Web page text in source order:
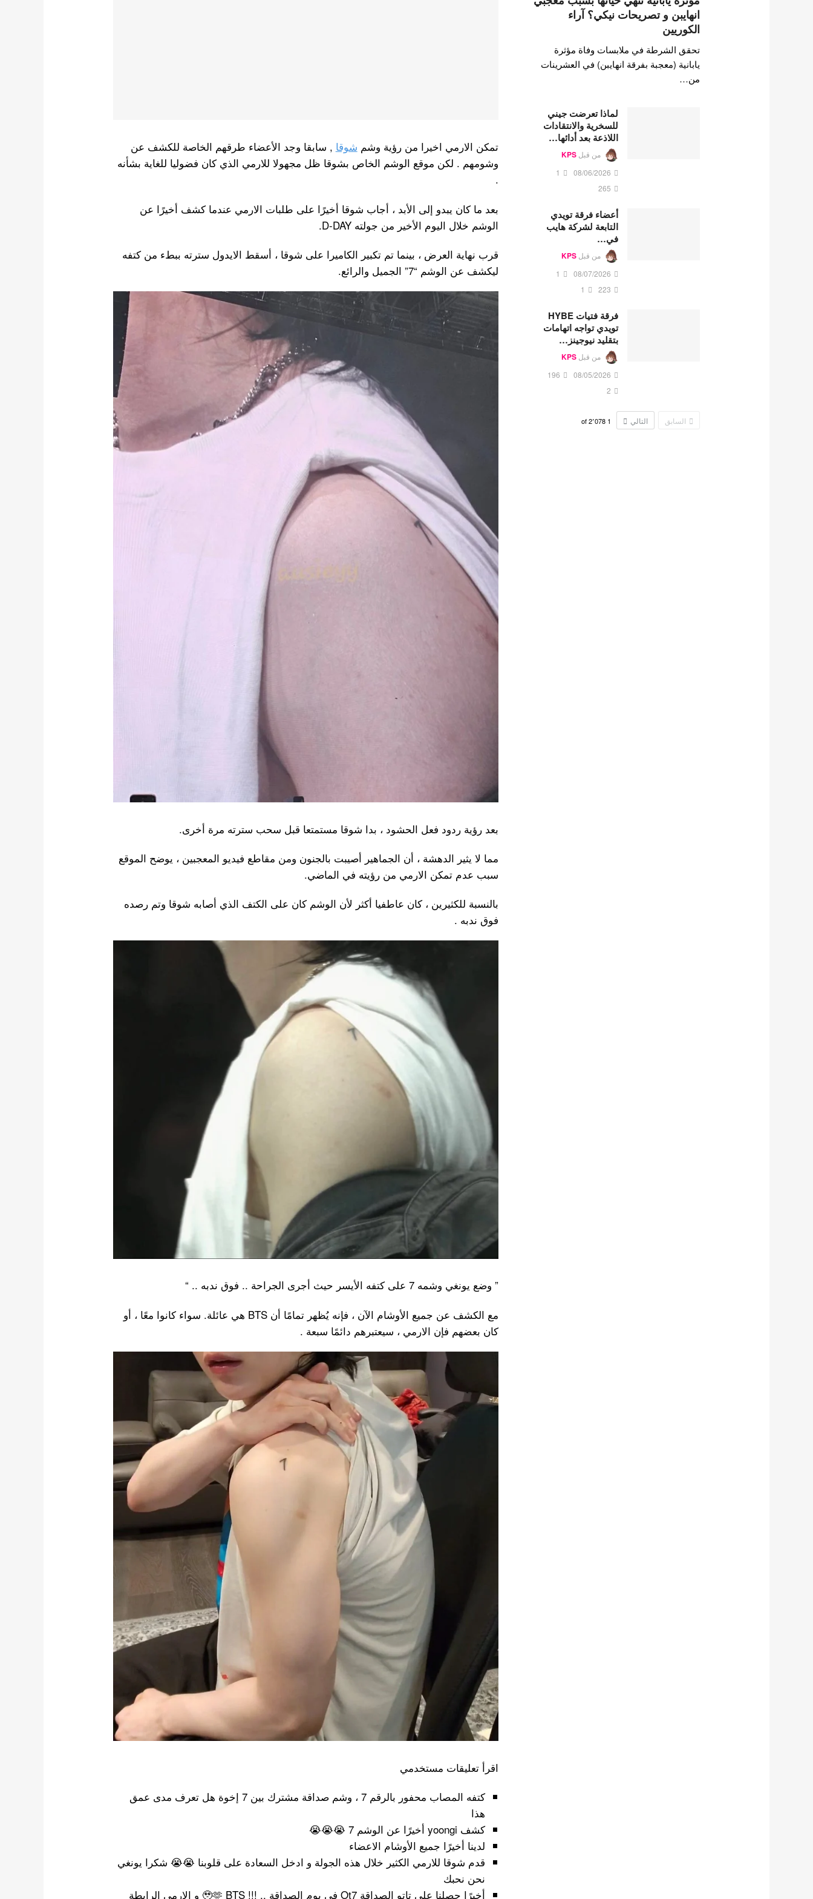
تمكن الارمي اخيرا من رؤية وشم شوقا , سابقا وجد الأعضاء طرقهم الخاصة للكشف عن
وشومهم . لكن موقع الوشم الخاص بشوقا ظل مجهولا للارمي الذي كان فضوليا للغاية بشأنه
.
بعد ما كان يبدو إلى الأبد ، أجاب شوقا أخيرًا على طلبات الارمي عندما كشف أخيرًا عن
الوشم خلال اليوم الأخير من جولته D-DAY.
قرب نهاية العرض ، بينما تم تكبير الكاميرا على شوقا ، أسقط الايدول سترته ببطء من كتفه
ليكشف عن الوشم “7” الجميل والرائع.
بعد رؤية ردود فعل الحشود ، بدا شوقا مستمتعا قبل سحب سترته مرة أخرى.
مما لا يثير الدهشة ، أن الجماهير أصيبت بالجنون ومن مقاطع فيديو المعجبين ، يوضح الموقع
سبب عدم تمكن الارمي من رؤيته في الماضي.
بالنسبة للكثيرين ، كان عاطفيا أكثر لأن الوشم كان على الكتف الذي أصابه شوقا وتم رصده
فوق ندبه .
” وضع يونغي وشمه 7 على كتفه الأيسر حيث أجرى الجراحة .. فوق ندبه .. “
مع الكشف عن جميع الأوشام الآن ، فإنه يُظهر تمامًا أن BTS هي عائلة. سواء كانوا معًا ، أو
كان بعضهم فإن الارمي ، سيعتبرهم دائمًا سبعة .
اقرأ تعليقات مستخدمي
كتفه المصاب محفور بالرقم 7 ، وشم صداقة مشترك بين 7 إخوة هل تعرف مدى عمق
هذا
كشف yoongi أخيرًا عن الوشم 7 😭😭😭
لدينا أخيرًا جميع الأوشام الاعضاء
قدم شوقا للارمي الكثير خلال هذه الجولة و ادخل السعادة على قلوبنا 😭😭 شكرا يونغي
نحن نحبك
أخيرًا حصلنا على تاتو الصداقة Ot7 في يوم الصداقة .. !!! 🥹🫶 BTS و الارمي الرابطة
انهايبن و تصريحات نيكي؟ آراء
الكوريين
تحقق الشرطة في ملابسات وفاة مؤثرة
يابانية (معجبة بفرقة انهايبن) في العشرينات
من…
لماذا تعرضت جيني
للسخرية والانتقادات
اللاذعة بعد أدائها…
من قبل KPS
08/06/2026
1
265
أعضاء فرقة تويدي
التابعة لشركة هايب
في…
من قبل KPS
08/07/2026
1
223
1
فرقة فتيات HYBE
تويدي تواجه اتهامات
بتقليد نيوجينز…
من قبل KPS
08/05/2026
196
2
السابق التالي 1 2٬078